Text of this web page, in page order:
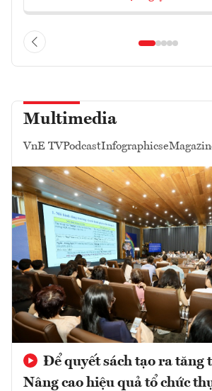
Multimedia
VnE TVPodcastInfographics
Để quyết sách tạo ra tăng
Nâng cao hiệu quả tổ chức